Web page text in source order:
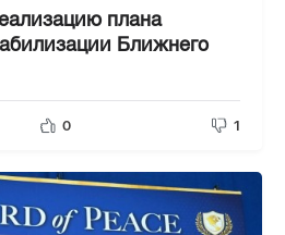
плана
Ближнего
0 1